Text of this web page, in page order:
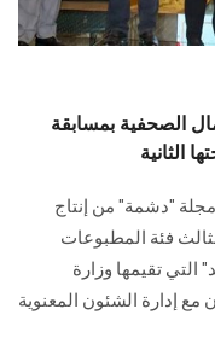
الصحفية بمسابقة
الثانية
"دشمة" من ‏إنتاج
فئة المطبوعات
التي تقيمها وزارة
مع ‏إدارة الشئون المعنوية